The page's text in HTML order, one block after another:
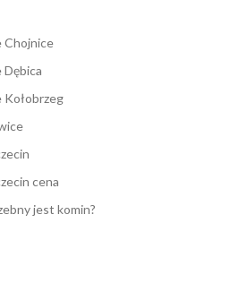
Chojnice
Dębica
Kołobrzeg
cena
jest komin?